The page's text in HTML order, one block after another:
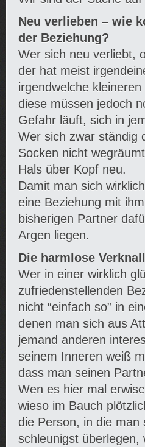
Neu verlieben – wie
der Beziehung?
Wer sich neu verliebt,
der hat meist
irgendwelche
diese müssen jedoch
Gefahr läuft, sich in
Wer sich zwar ständig
Socken nicht
Hals über Kopf neu.
Damit man sich
eine Beziehung mit
bisherigen Partner
Argen liegen.
Die harmlose
Wer in einer wirklich
zufriedenstellenden
nicht “einfach so” in
denen man sich aus
jemand anderen
seinem Inneren weiß
dass man seinen
Wen es hier mal
wieso im Bauch
die Person, in die
schleunigst